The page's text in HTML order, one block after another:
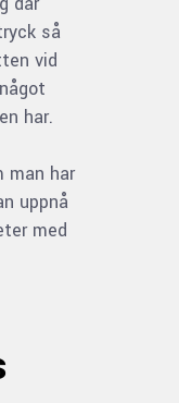
så
vid
har.
man har
uppnå
med